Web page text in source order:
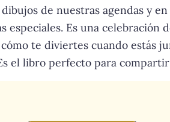
de nuestras agendas y
Es una celebración
te diviertes cuando estás
el libro perfecto para compartir